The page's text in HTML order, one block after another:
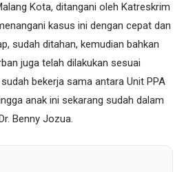
Kota, ditangani oleh Katreskrim
kasus ini dengan cepat dan
sudah ditahan, kemudian bahkan
juga telah dilakukan sesuai
bekerja sama antara Unit PPA
anak ini sekarang sudah dalam
Benny Jozua.